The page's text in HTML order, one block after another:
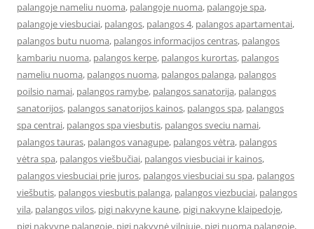
palangoje nameliu nuoma, palangoje nuoma, palangoje spa,
palangoje viesbuciai, palangos, palangos 4, palangos apartamentai,
palangos butu nuoma, palangos informacijos centras, palangos
kambariu nuoma, palangos kerpe, palangos kurortas, palangos
nameliu nuoma, palangos nuoma, palangos palanga, palangos
poilsio namai, palangos ramybe, palangos sanatorija, palangos
sanatorijos, palangos sanatorijos kainos, palangos spa, palangos
spa centrai, palangos spa viesbutis, palangos sveciu namai,
palangos tauras, palangos vanagupe, palangos vėtra, palangos
vėtra spa, palangos viešbučiai, palangos viesbuciai ir kainos,
palangos viesbuciai prie juros, palangos viesbuciai su spa, palangos
viešbutis, palangos viesbutis palanga, palangos viezbuciai, palangos
vila, palangos vilos, pigi nakvyne kaune, pigi nakvyne klaipedoje,
pigi nakvyne palangoje, pigi nakvynė vilniuje, pigi nuoma palangoje,